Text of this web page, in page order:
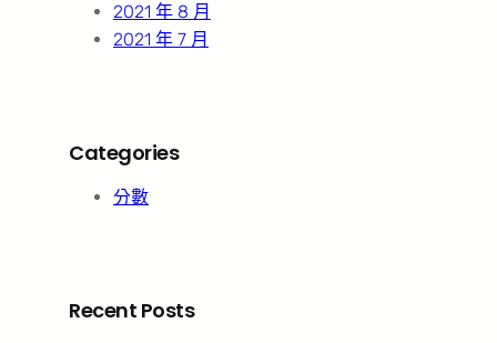
2021 年 8 月
2021 年 7 月
Categories
分數
Recent Posts